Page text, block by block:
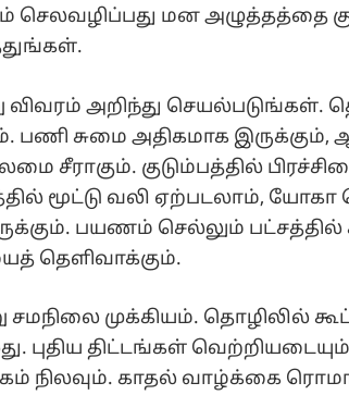
செலவழிப்பது மன அழுத்தத்தை
அறிந்து செயல்படுங்கள்.
சுமை அதிகமாக இருக்கும்,
சீராகும். குடும்பத்தில்
மூட்டு வலி ஏற்படலாம்,
பயணம் செல்லும்
தெளிவாக்கும்.
சமநிலை முக்கியம். தொழிலில்
புதிய திட்டங்கள்
நிலவும். காதல் வாழ்க்கை